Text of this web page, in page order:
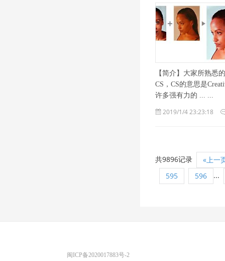
【简介】大家所熟悉
CS，CS的意思是
许多强有力的 ... ...
2019/1/4 23:23:18
共9896记录
«上一
595
596 ...
闽ICP备2020017883号-2